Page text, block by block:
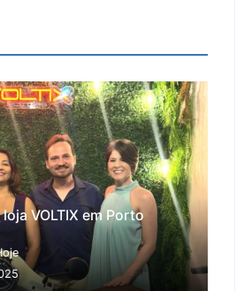
VOLTIX em Porto